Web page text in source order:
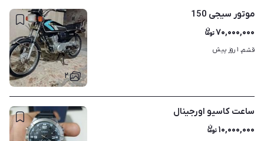
۲
موتور سیجی 150
۷۰,۰۰۰,۰۰۰
قشم، ۱ روز پیش
ساعت کاسیو اورجینال
۱۰,۰۰۰,۰۰۰